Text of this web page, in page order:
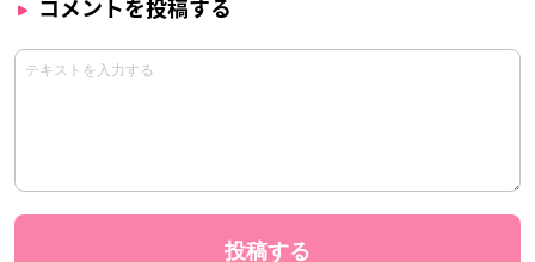
コメントを投稿する